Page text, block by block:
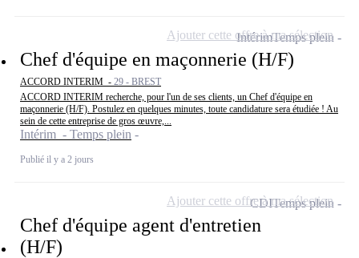
Chef d'équipe en maçonnerie (H/F)
ACCORD INTERIM - 29 - BREST
ACCORD INTERIM recherche, pour l'un de ses clients, un Chef d'équipe en
maçonnerie (H/F). Postulez en quelques minutes, toute candidature sera étudiée ! Au
sein de cette entreprise de gros œuvre,...
Intérim - Temps plein
Publié il y a 2 jours
IntérimTemps plein
Ajouter cette offre à ma sélection
Chef d'équipe agent d'entretien
(H/F)
CDITemps plein
Ajouter cette offre à ma sélection